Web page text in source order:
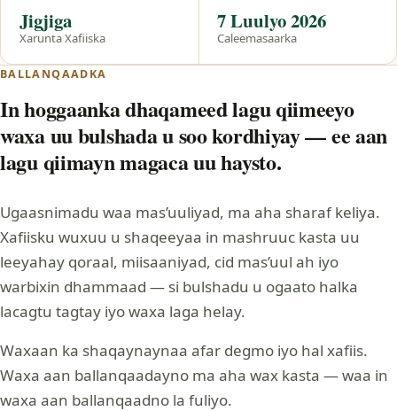
Xarunta Xafiiska
Jigjiga
Caleemasaarka
7 Luulyo 2026
BALLANQAADKA
In hoggaanka dhaqameed lagu qiimeeyo
waxa uu bulshada u soo kordhiyay — ee aan
lagu qiimayn magaca uu haysto.
Ugaasnimadu waa mas’uuliyad, ma aha sharaf keliya.
Xafiisku wuxuu u shaqeeyaa in mashruuc kasta uu
leeyahay qoraal, miisaaniyad, cid mas’uul ah iyo
warbixin dhammaad — si bulshadu u ogaato halka
lacagtu tagtay iyo waxa laga helay.
Waxaan ka shaqaynaynaa afar degmo iyo hal xafiis.
Waxa aan ballanqaadayno ma aha wax kasta — waa in
waxa aan ballanqaadno la fuliyo.